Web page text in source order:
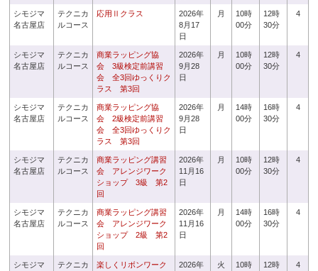
シモジマ
名古屋店
テクニカ
ルコース
応用Ⅱクラス
2026年
8月17
日
月
10時
00分
12時
30分
4
シモジマ
名古屋店
テクニカ
ルコース
商業ラッピング協
会 3級検定前講習
会 全3回ゆっくりク
ラス 第3回
2026年
9月28
日
月
10時
00分
12時
30分
4
シモジマ
名古屋店
テクニカ
ルコース
商業ラッピング協
会 2級検定前講習
会 全3回ゆっくりク
ラス 第3回
2026年
9月28
日
月
14時
00分
16時
30分
4
シモジマ
名古屋店
テクニカ
ルコース
商業ラッピング講習
会 アレンジワーク
ショップ 3級 第2
回
2026年
11月16
日
月
10時
00分
12時
30分
4
シモジマ
名古屋店
テクニカ
ルコース
商業ラッピング講習
会 アレンジワーク
ショップ 2級 第2
回
2026年
11月16
日
月
14時
00分
16時
30分
4
シモジマ
テクニカ
楽しくリボンワーク
2026年
火
10時
12時
4